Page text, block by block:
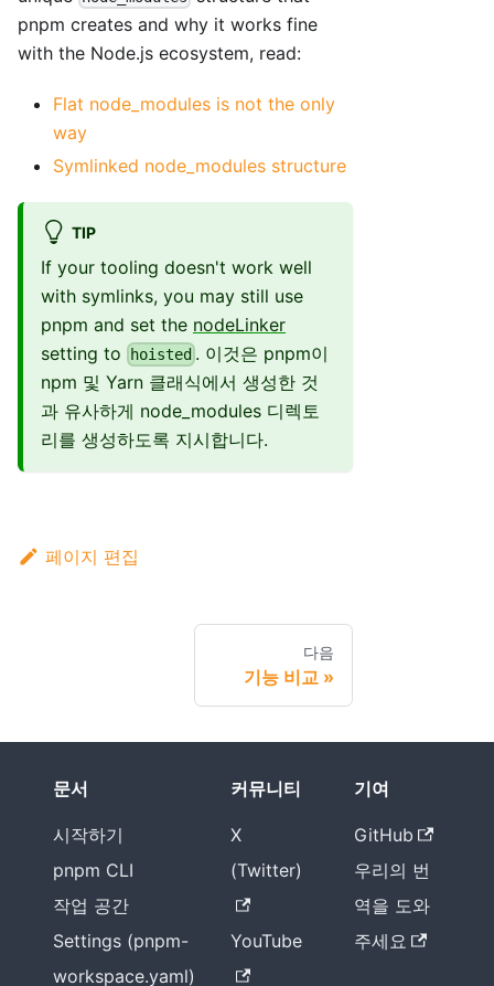
pnpm creates and why it works fine
with the Node.js ecosystem, read:
Flat node_modules is not the only
way
Symlinked node_modules structure
TIP
If your tooling doesn't work well
with symlinks, you may still use
pnpm and set the nodeLinker
setting to
hoisted . 이것은 pnpm이
npm 및 Yarn 클래식에서 생성한 것
과 유사하게 node_modules 디렉토
리를 생성하도록 지시합니다.
페이지 편집
다음
기능 비교
문서
시작하기
pnpm CLI
작업 공간
Settings (pnpm-
workspace.yaml)
커뮤니티
X
(Twitter)
YouTube
기여
GitHub
우리의 번
역을 도와
주세요